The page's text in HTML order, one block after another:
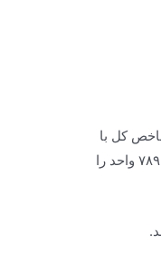
هزار واحد ایستاد. شاخص کل با
معیار هم‌وزن نیز همین روند را داشت و با ۱۰ واحد کاهش نسبت به دیروز، رقم ۷۲۱ هزار و ۷۸۹ واحد را